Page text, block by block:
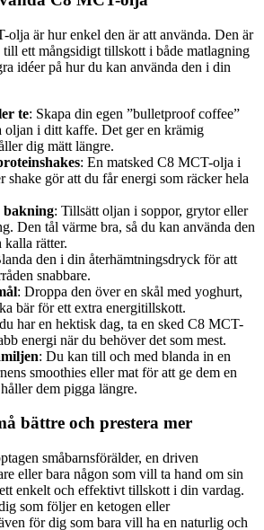
olja är hur enkel den är att använda. Den är
ett mångsidigt tillskott i både matlagning
idéer på hur du kan använda den i din
te: Skapa din egen ”bulletproof coffee”
oljan i ditt kaffe. Det ger en krämig
dig mätt längre.
: En matsked C8 MCT-olja i
shake gör att du får energi som räcker hela
bakning: Tillsätt oljan i soppor, grytor eller
Den tål värme bra, så du kan använda den
kalla rätter.
den i din återhämtningsdryck för att
snabbare.
: Droppa den över en skål med yoghurt,
bär för ett extra energitillskott.
har en hektisk dag, ta en sked C8 MCT-
energi när du behöver det som mest.
: Du kan till och med blanda in en
smoothies eller mat för att ge dem en
dem pigga längre.
bättre och prestera mer
småbarnsförälder, en driven
eller bara någon som vill ta hand om sin
enkelt och effektivt tillskott i din vardag.
som följer en ketogen eller
för dig som bara vill ha en naturlig och